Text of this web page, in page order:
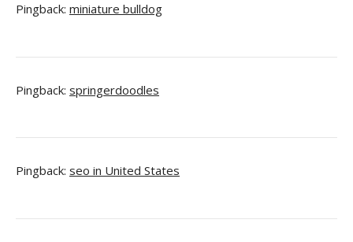
Pingback: miniature bulldog
Pingback: springerdoodles
Pingback: seo in United States